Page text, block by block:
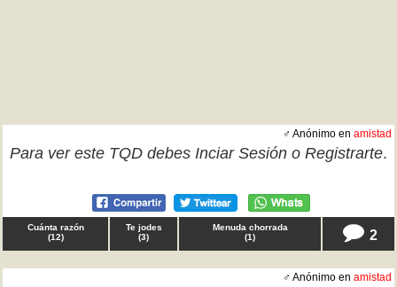
♂ Anónimo en amistad
Para ver este TQD debes Inciar Sesión o Registrarte.
Cuánta razón
(12)
Te jodes
(3)
Menuda chorrada
(1) 2
♂ Anónimo en amistad